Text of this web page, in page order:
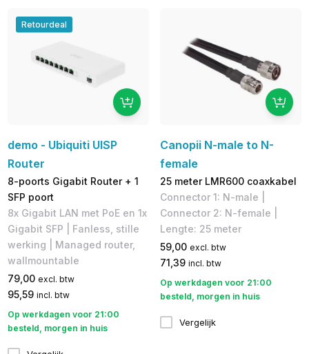
Retourdeal
demo - Ubiquiti UISP
Router
8-poorts Gigabit Router + 1
SFP poort
8x Gigabit LAN met PoE en 1x
Gigabit SFP | Fanless, stille
werking | ​Managed router,
wallmountable
79,00 excl. btw
95,59 incl. btw
Op werkdagen voor 21:00
besteld, morgen in huis
Canopii N-male to N-
female
25 meter LMR600 coaxkabel
Connector 1: N-male |
Connector 2: N-female |
Lengte: 25 meter
59,00 excl. btw
71,39 incl. btw
Op werkdagen voor 21:00
besteld, morgen in huis
Vergelijk